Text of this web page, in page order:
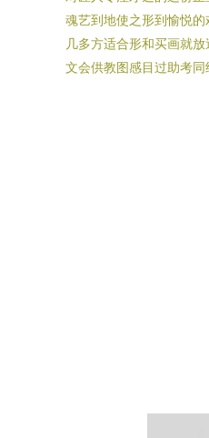
魂艺到地使之形到愉悦
几多方适合形和买画就
文会供教图感目过助考同